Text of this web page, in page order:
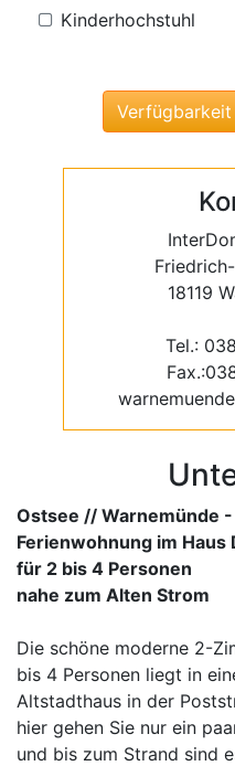
Kinderhochstuhl
18119
Tel.:
Ostsee // Warnemünde
Ferienwohnung im Haus
für 2 bis 4 Personen
nahe zum Alten Strom
Die schöne moderne 2-
bis 4 Personen liegt in
Altstadthaus in der
hier gehen Sie nur ein
und bis zum Strand sind